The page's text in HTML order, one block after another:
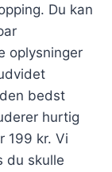
Du kan
oplysninger
bedst
hurtig
199 kr. Vi
du skulle